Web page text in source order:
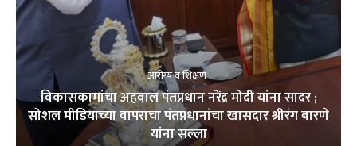
आरोग्य व शिक्षण
विकासकामांचा अहवाल पंतप्रधान नरेंद्र मोदी यांना सादर ;
सोशल मीडियाच्या वापराचा पंतप्रधानांचा खासदार श्रीरंग बारणे
यांना सल्ला